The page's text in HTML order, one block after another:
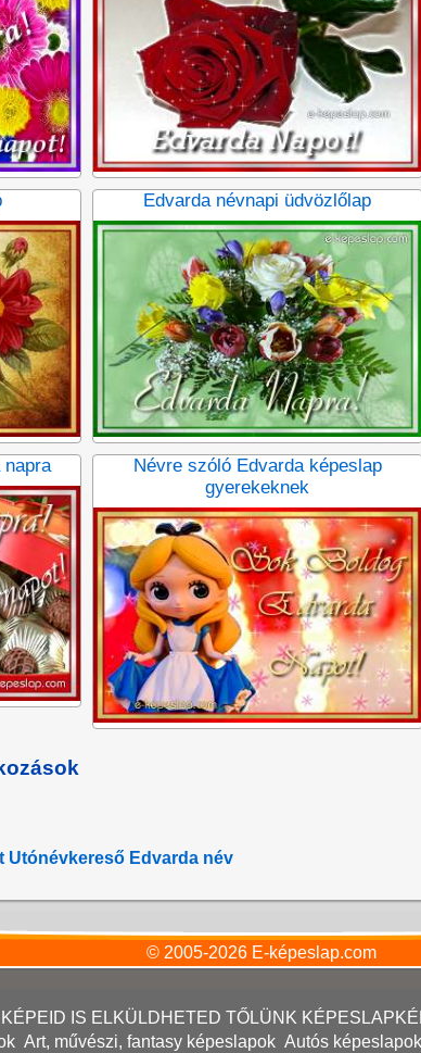
Edvarda névnapi üdvözlőlap
napra
Névre szóló Edvarda képeslap
gyerekeknek
Utónévkereső Edvarda név
© 2005-2026 E-képeslap.com
IS ELKÜLDHETED TŐLÜNK
Art, művészi, fantasy képeslapok Autós képeslapok